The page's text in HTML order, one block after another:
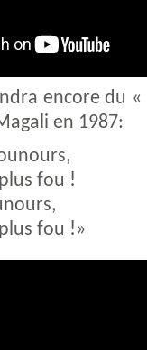
encore du «
en 1987:
fou !
fou !»